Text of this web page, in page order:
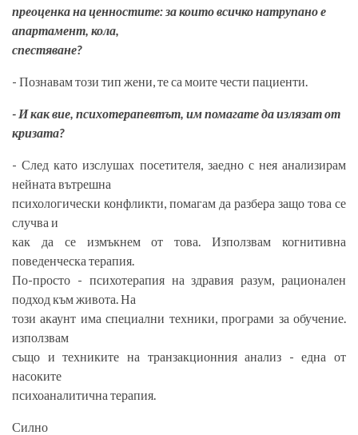
преоценка на ценностите: за които всичко натрупано е
апартамент, кола,
спестяване?
- Познавам този тип жени, те са моите чести пациенти.
- И как вие, психотерапевтът, им помагате да излязат от
кризата?
- След като изслушах посетителя, заедно с нея анализирам
нейната вътрешна
психологически конфликти, помагам да разбера защо това се
случва и
как да се измъкнем от това. Използвам когнитивна
поведенческа терапия.
По-просто - психотерапия на здравия разум, рационален
подход към живота. На
този акаунт има специални техники, програми за обучение.
използвам
също и техниките на транзакционния анализ - една от
насоките
психоаналитична терапия.
Силно